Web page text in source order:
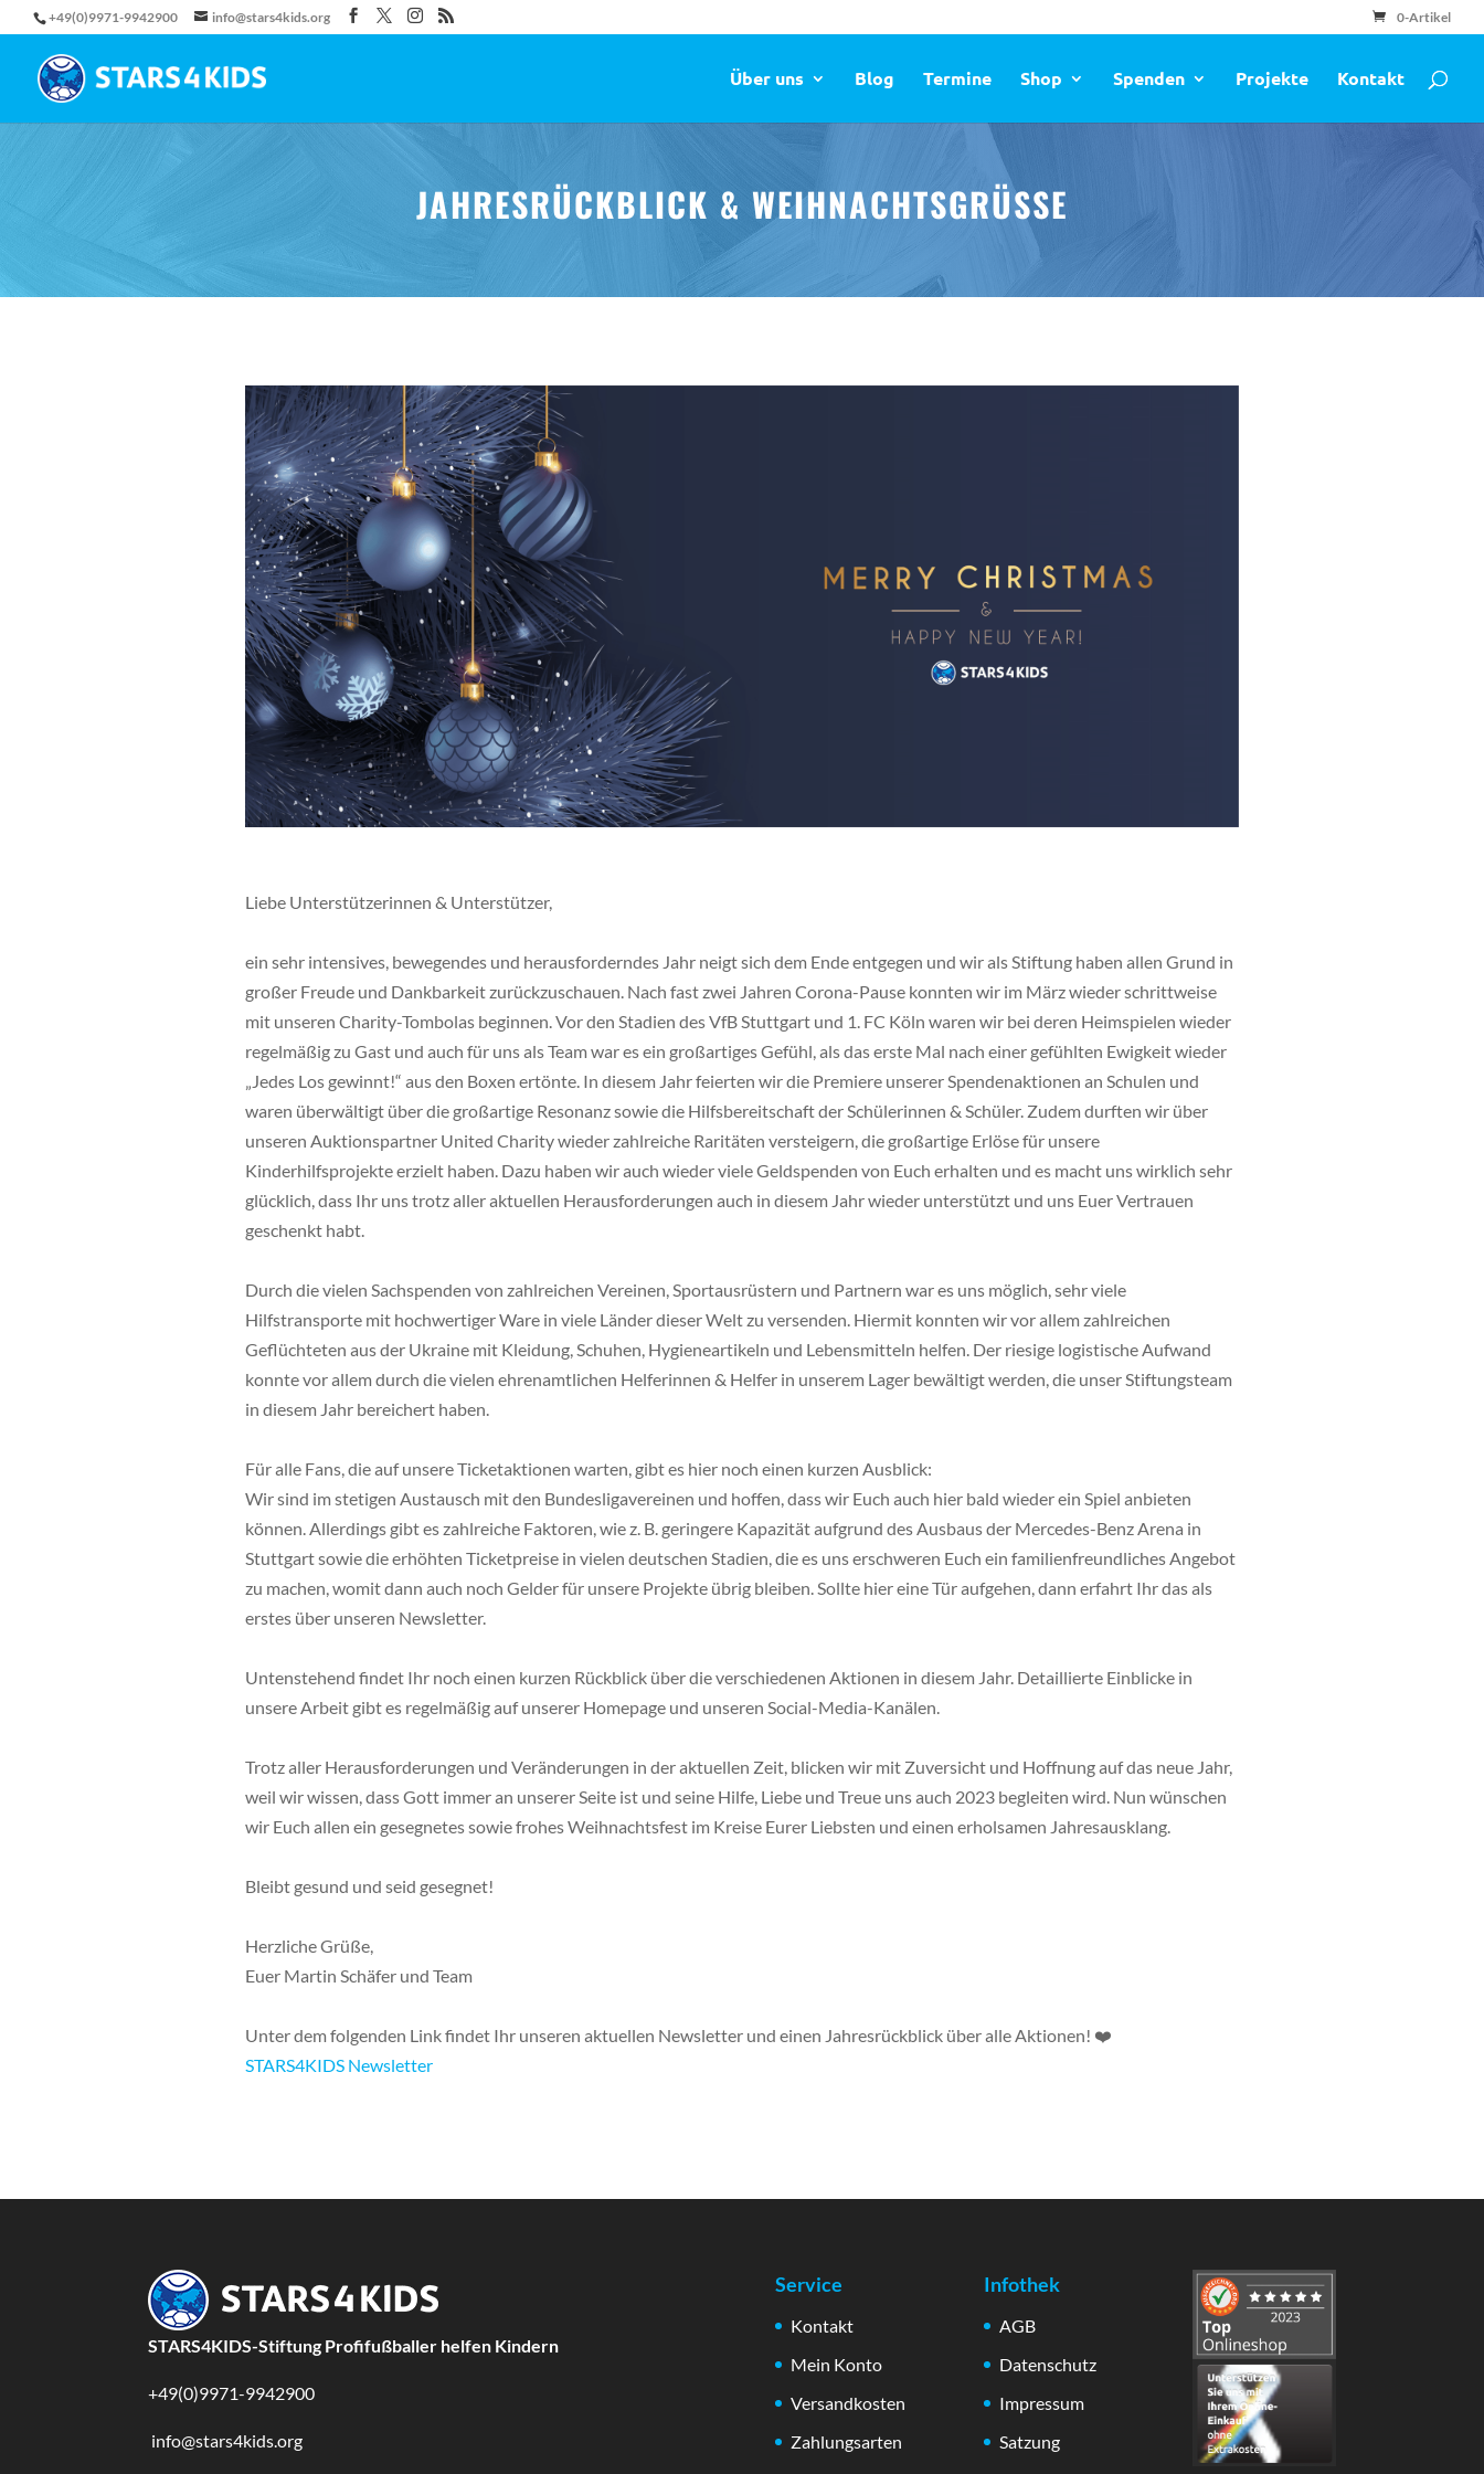
+49(0)9971-9942900 info@stars4kids.org 0-Artikel
Über uns Blog Termine Shop Spenden Projekte Kontakt
JAHRESRÜCKBLICK & WEIHNACHTSGRÜSSE
Liebe Unterstützerinnen & Unterstützer,
ein sehr intensives, bewegendes und herausforderndes Jahr neigt sich dem Ende entgegen und wir als Stiftung haben allen Grund in
großer Freude und Dankbarkeit zurückzuschauen. Nach fast zwei Jahren Corona-Pause konnten wir im März wieder schrittweise
mit unseren Charity-Tombolas beginnen. Vor den Stadien des VfB Stuttgart und 1. FC Köln waren wir bei deren Heimspielen wieder
regelmäßig zu Gast und auch für uns als Team war es ein großartiges Gefühl, als das erste Mal nach einer gefühlten Ewigkeit wieder
„Jedes Los gewinnt!“ aus den Boxen ertönte. In diesem Jahr feierten wir die Premiere unserer Spendenaktionen an Schulen und
waren überwältigt über die großartige Resonanz sowie die Hilfsbereitschaft der Schülerinnen & Schüler. Zudem durften wir über
unseren Auktionspartner United Charity wieder zahlreiche Raritäten versteigern, die großartige Erlöse für unsere
Kinderhilfsprojekte erzielt haben. Dazu haben wir auch wieder viele Geldspenden von Euch erhalten und es macht uns wirklich sehr
glücklich, dass Ihr uns trotz aller aktuellen Herausforderungen auch in diesem Jahr wieder unterstützt und uns Euer Vertrauen
geschenkt habt.
Durch die vielen Sachspenden von zahlreichen Vereinen, Sportausrüstern und Partnern war es uns möglich, sehr viele
Hilfstransporte mit hochwertiger Ware in viele Länder dieser Welt zu versenden. Hiermit konnten wir vor allem zahlreichen
Geflüchteten aus der Ukraine mit Kleidung, Schuhen, Hygieneartikeln und Lebensmitteln helfen. Der riesige logistische Aufwand
konnte vor allem durch die vielen ehrenamtlichen Helferinnen & Helfer in unserem Lager bewältigt werden, die unser Stiftungsteam
in diesem Jahr bereichert haben.
Für alle Fans, die auf unsere Ticketaktionen warten, gibt es hier noch einen kurzen Ausblick:
Wir sind im stetigen Austausch mit den Bundesligavereinen und hoffen, dass wir Euch auch hier bald wieder ein Spiel anbieten
können. Allerdings gibt es zahlreiche Faktoren, wie z. B. geringere Kapazität aufgrund des Ausbaus der Mercedes-Benz Arena in
Stuttgart sowie die erhöhten Ticketpreise in vielen deutschen Stadien, die es uns erschweren Euch ein familienfreundliches Angebot
zu machen, womit dann auch noch Gelder für unsere Projekte übrig bleiben. Sollte hier eine Tür aufgehen, dann erfahrt Ihr das als
erstes über unseren Newsletter.
Untenstehend findet Ihr noch einen kurzen Rückblick über die verschiedenen Aktionen in diesem Jahr. Detaillierte Einblicke in
unsere Arbeit gibt es regelmäßig auf unserer Homepage und unseren Social-Media-Kanälen.
Trotz aller Herausforderungen und Veränderungen in der aktuellen Zeit, blicken wir mit Zuversicht und Hoffnung auf das neue Jahr,
weil wir wissen, dass Gott immer an unserer Seite ist und seine Hilfe, Liebe und Treue uns auch 2023 begleiten wird. Nun wünschen
wir Euch allen ein gesegnetes sowie frohes Weihnachtsfest im Kreise Eurer Liebsten und einen erholsamen Jahresausklang.
Bleibt gesund und seid gesegnet!
Herzliche Grüße,
Euer Martin Schäfer und Team
Unter dem folgenden Link findet Ihr unseren aktuellen Newsletter und einen Jahresrückblick über alle Aktionen! ❤️
STARS4KIDS Newsletter
STARS4KIDS-Stiftung Profifußballer helfen Kindern
+49(0)9971-9942900
info@stars4kids.org
Service
Kontakt
Mein Konto
Versandkosten
Zahlungsarten
Infothek
AGB
Datenschutz
Impressum
Satzung